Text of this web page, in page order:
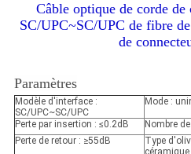
Câble optique de corde
SC/UPC~SC/UPC de fibre
de
Paramètres
Modèle d'interface :
SC/UPC~SC/UPC
Mode :
Perte par insertion : ≤0.2dB
Nombre
Perte de retour : ≥55dB
Type